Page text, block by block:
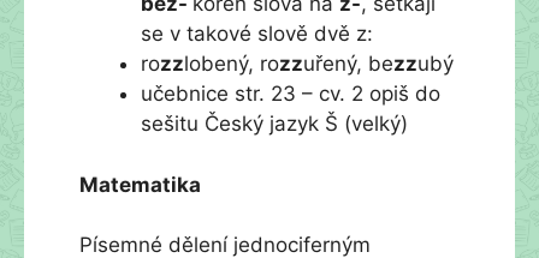
se v takové slově dvě z:
rozzlobený, rozzuřený, bezzubý
učebnice str. 23 – cv. 2 opiš do
sešitu Český jazyk Š (velký)
Matematika
Písemné dělení jednociferným